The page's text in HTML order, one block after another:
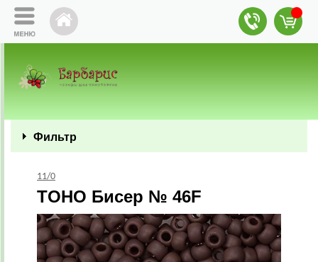
Фильтр
11/0
TOHO Бисер № 46F